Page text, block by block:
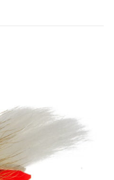
wishlist